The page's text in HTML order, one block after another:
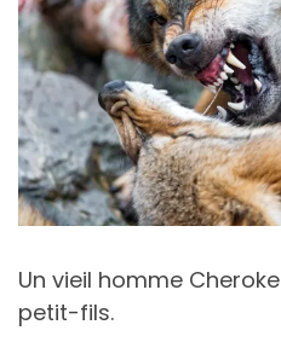
Un vieil homme
petit-fils.